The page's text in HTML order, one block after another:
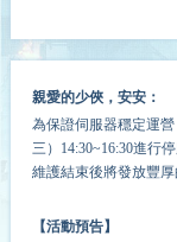
親愛的少俠，安安：
為保證伺服器穩定運營
三）14:30~16:30進行
維護結束後將發放豐
【活動預告】